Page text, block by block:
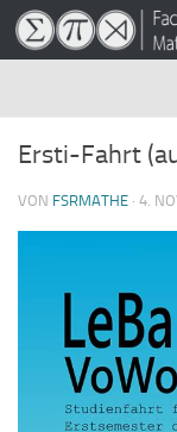
Zum Inhalt
Ersti-Fahrt
VON FSRMATHE · 4.